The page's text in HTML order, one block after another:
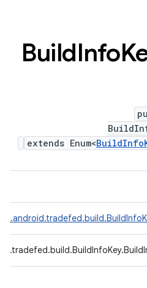
BuildInfo
extends Enum<